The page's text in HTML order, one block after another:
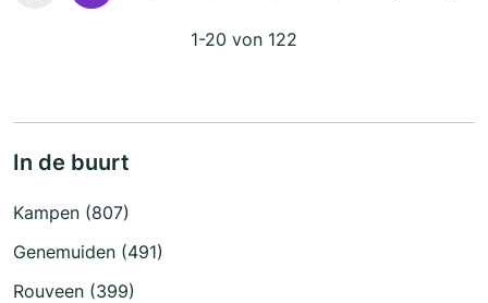
1-20 von 122
In de buurt
Kampen (807)
Genemuiden (491)
Rouveen (399)